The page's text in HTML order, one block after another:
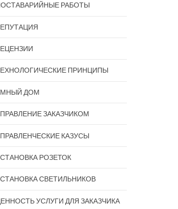
РАБОТЫ
ПРИНЦИПЫ
ДОМ
ЗАКАЗЧИКОМ
КАЗУСЫ
РОЗЕТОК
СВЕТИЛЬНИКОВ
УСЛУГИ ДЛЯ ЗАКАЗЧИКА